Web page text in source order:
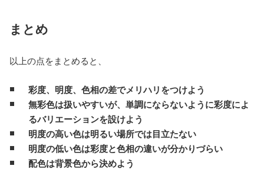
まとめ
以上の点をまとめると、
彩度、明度、色相の差でメリハリをつけよう
無彩色は扱いやすいが、単調にならないように彩度によ
るバリエーションを設けよう
明度の高い色は明るい場所では目立たない
明度の低い色は彩度と色相の違いが分かりづらい
配色は背景色から決めよう